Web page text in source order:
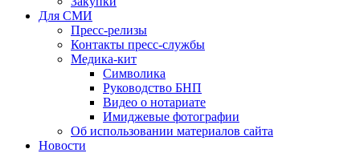
Для СМИ
Пресс-релизы
Контакты пресс-службы
Медика-кит
Символика
Руководство БНП
Видео о нотариате
Имиджевые фотографии
Об использовании материалов сайта
Новости